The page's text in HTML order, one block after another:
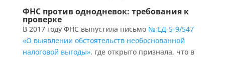
ФНС против однодневок: требования к
проверке
В 2017 году ФНС выпустила письмо № ЕД-5-9/547
«О выявлении обстоятельств необоснованной
налоговой выгоды», где открыто признала, что в